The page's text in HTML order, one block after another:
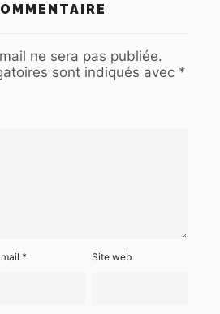
ne sera pas publiée.
sont indiqués avec *
mail* Site web